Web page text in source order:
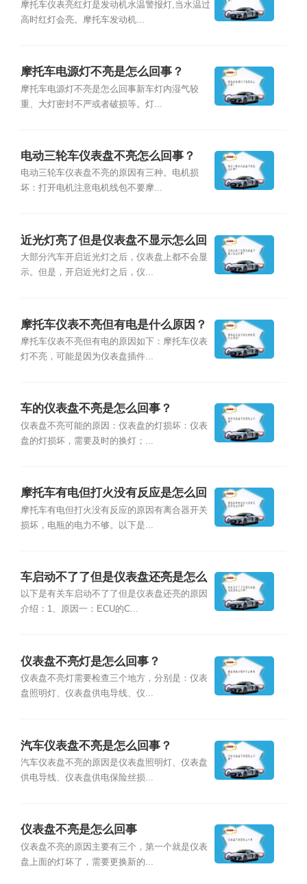
摩托车仪表亮红灯是发动机水温警报灯,当水温过
高时红灯会亮。摩托车发动机...
摩托车电源灯不亮是怎么回事？
摩托车电源灯不亮是怎么回事新车灯内湿气较
重、大灯密封不严或者破损等。灯...
电动三轮车仪表盘不亮怎么回事？
电动三轮车仪表盘不亮的原因有三种。电机损
坏：打开电机注意电机线包不要摩...
近光灯亮了但是仪表盘不显示怎么回
事？
大部分汽车开启近光灯之后，仪表盘上都不会显
示。但是，开启近光灯之后，仪...
摩托车仪表不亮但有电是什么原因？
摩托车仪表不亮但有电的原因如下：摩托车仪表
灯不亮，可能是因为仪表盘插件...
车的仪表盘不亮是怎么回事？
仪表盘不亮可能的原因：仪表盘的灯损坏：仪表
盘的灯损坏，需要及时的换灯；...
摩托车有电但打火没有反应是怎么回
事？
摩托车有电但打火没有反应的原因有离合器开关
损坏，电瓶的电力不够。以下是...
车启动不了了但是仪表盘还亮是怎么
回事？
以下是有关车启动不了了但是仪表盘还亮的原因
介绍：1、原因一：ECU的C...
仪表盘不亮灯是怎么回事？
仪表盘不亮灯需要检查三个地方，分别是：仪表
盘照明灯、仪表盘供电导线、仪...
汽车仪表盘不亮是怎么回事？
汽车仪表盘不亮的原因是仪表盘照明灯、仪表盘
供电导线、仪表盘供电保险丝损...
仪表盘不亮是怎么回事
仪表盘不亮的原因主要有三个，第一个就是仪表
盘上面的灯坏了，需要更换新的...